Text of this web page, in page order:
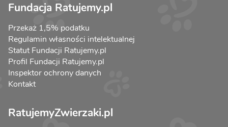
Fundacja Ratujemy.pl
Przekaż 1,5% podatku
Regulamin własności intelektualnej
Statut Fundacji Ratujemy.pl
Profil Fundacji Ratujemy.pl
Inspektor ochrony danych
Kontakt
RatujemyZwierzaki.pl